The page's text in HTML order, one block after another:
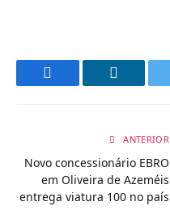
ANTERIOR
Novo concessionário EBRO
em Oliveira de Azeméis
entrega viatura 100 no país